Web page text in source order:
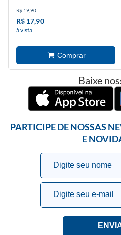
R$ 19,90
R$ 17,90
à vista
Baixe
PARTICIPE DE NOSSAS
E